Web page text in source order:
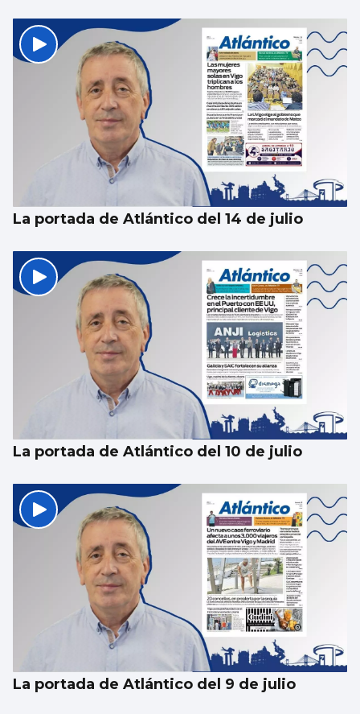
La portada de Atlántico del 14 de julio
La portada de Atlántico del 10 de julio
La portada de Atlántico del 9 de julio